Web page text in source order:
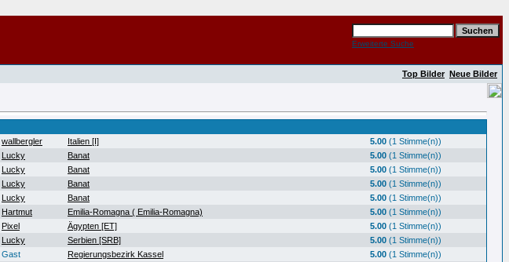
Erweiterte Suche
Top Bilder Neue Bilder
wallbergler Italien [I] 5.00 (1 Stimme(n))
Lucky Banat 5.00 (1 Stimme(n))
Lucky Banat 5.00 (1 Stimme(n))
Lucky Banat 5.00 (1 Stimme(n))
Lucky Banat 5.00 (1 Stimme(n))
Hartmut Emilia-Romagna ( Emilia-Romagna) 5.00 (1 Stimme(n))
Pixel Ägypten [ET] 5.00 (1 Stimme(n))
Lucky Serbien [SRB] 5.00 (1 Stimme(n))
Gast Regierungsbezirk Kassel 5.00 (1 Stimme(n))